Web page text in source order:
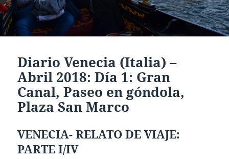
Diario Venecia (Italia) –
Abril 2018: Día 1: Gran
Canal, Paseo en góndola,
Plaza San Marco
VENECIA- RELATO DE VIAJE:
PARTE I/IV